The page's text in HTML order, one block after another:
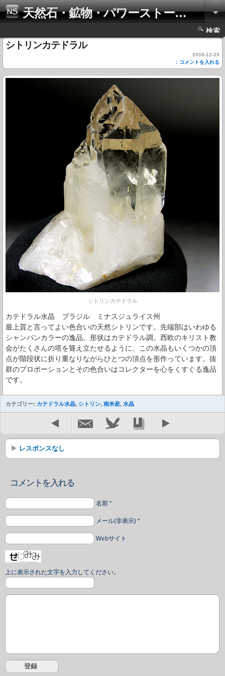
天然石・鉱物・パワーストーンの写真集
検索
シトリンカテドラル
2008-12-29
↓ コメントを入れる
シトリンカテドラル
カテドラル水晶 ブラジル ミナスジュライス州
最上質と言ってよい色合いの天然シトリンです。先端部はいわゆる
シャンパンカラーの逸品。形状はカテドラル調。西欧のキリスト教
会がたくさんの塔を聳え立たせるように、この水晶もいくつかの頂
点が階段状に折り重なりながらひとつの頂点を形作っています。抜
群のプロポーションとその色合いはコレクターを心をくすぐる逸品
です。
カテゴリー: カテドラル水晶, シトリン, 南米産, 水晶
レスポンスなし
コメントを入れる
名前 *
メール(非表示) *
Webサイト
上に表示された文字を入力してください。